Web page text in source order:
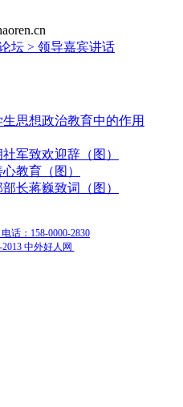
坛 > 领导嘉宾讲话
思想政治教育中的作用
军致欢迎辞（图）
教育（图）
长蒋巍致词（图）
话：158-0000-2830
2013 中外好人网